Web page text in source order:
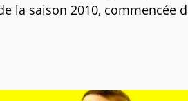
la saison 2010, commencée